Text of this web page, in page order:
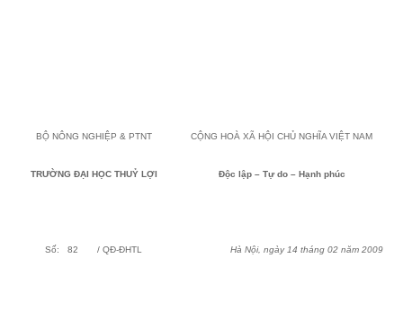
BỘ NÔNG NGHIỆP & PTNT
TRƯỜNG ĐẠI HỌC THUỶ LỢI
Số: 82 / QĐ-ĐHTL
CỘNG HOÀ XÃ HỘI CHỦ NGHĨA VIỆT NAM
Độc lập – Tự do – Hạnh phúc
Hà Nội, ngày 14 tháng 02 năm 2009